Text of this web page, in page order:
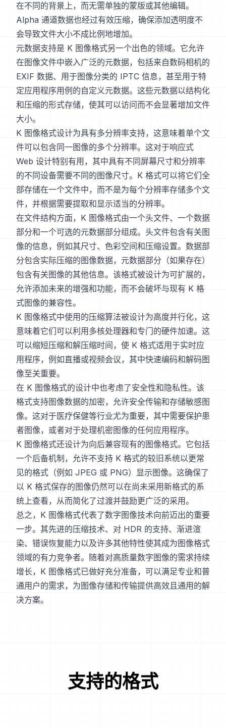
在不同的背景上，而无需单独的蒙版或其他编辑。
Alpha 通道数据也经过有效压缩，确保添加透明度不
会导致文件大小不成比例地增加。
元数据支持是 K 图像格式另一个出色的领域。它允许
在图像文件中嵌入广泛的元数据，包括来自数码相机的
EXIF 数据、用于图像分类的 IPTC 信息，甚至用于特
定应用程序用例的自定义元数据。这些元数据以结构化
和压缩的形式存储，使其可以访问而不会显著增加文件
大小。
K 图像格式设计为具有多分辨率支持，这意味着单个文
件可以包含同一图像的多个分辨率。这对于响应式
Web 设计特别有用，其中具有不同屏幕尺寸和分辨率
的不同设备需要不同的图像尺寸。K 格式可以将它们全
部存储在一个文件中，而不是为每个分辨率存储多个文
件，并根据需要提取和显示适当的分辨率。
在文件结构方面，K 图像格式由一个头文件、一个数据
部分和一个可选的元数据部分组成。头文件包含有关图
像的信息，例如其尺寸、色彩空间和压缩设置。数据部
分包含实际压缩的图像数据，元数据部分（如果存在）
包含有关图像的其他信息。该格式被设计为可扩展的，
允许添加未来的增强和功能，而不会破坏与现有 K 格
式图像的兼容性。
K 图像格式中使用的压缩算法被设计为高度并行化，这
意味着它们可以利用多核处理器和专门的硬件加速。这
可以缩短压缩和解压缩时间，使 K 格式适用于实时应
用程序，例如直播或视频会议，其中快速编码和解码图
像至关重要。
在 K 图像格式的设计中也考虑了安全性和隐私性。该
格式支持图像数据的加密，允许安全传输和存储敏感图
像。这对于医疗保健等行业尤为重要，其中需要保护患
者图像，或者对于处理机密图像的任何应用程序。
K 图像格式还设计为向后兼容现有的图像格式。它包括
一个后备机制，允许不支持 K 格式的较旧系统以更常
见的格式（例如 JPEG 或 PNG）显示图像。这确保了
以 K 格式保存的图像仍然可以在尚未采用新格式的系
统上查看，从而简化了过渡并鼓励更广泛的采用。
总之，K 图像格式代表了数字图像技术向前迈出的重要
一步。其先进的压缩技术、对 HDR 的支持、渐进渲
染、错误恢复能力以及许多其他特性使其成为图像格式
领域的有力竞争者。随着对高质量数字图像的需求持续
增长，K 图像格式已做好充分准备，可以满足专业和普
通用户的需求，为图像存储和传输提供高效且通用的解
决方案。
支持的格式